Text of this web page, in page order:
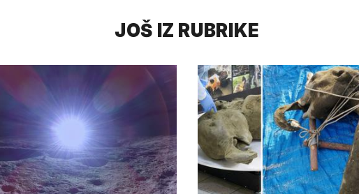
JOŠ IZ RUBRIKE